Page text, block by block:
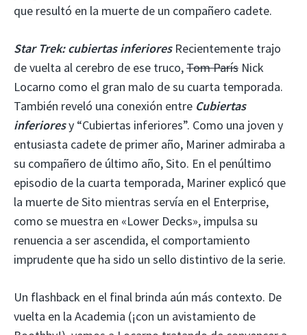
que resultó en la muerte de un compañero cadete.
Star Trek: cubiertas inferioresRecientemente trajo
de vuelta al cerebro de ese truco,Tom París Nick
Locarno como el gran malo de su cuarta temporada.
También reveló una conexión entre Cubiertas
inferioresy “Cubiertas inferiores”. Como una joven y
entusiasta cadete de primer año, Mariner admiraba a
su compañero de último año, Sito. En el penúltimo
episodio de la cuarta temporada, Mariner explicó que
la muerte de Sito mientras servía en el Enterprise,
como se muestra en «Lower Decks», impulsa su
renuencia a ser ascendida, el comportamiento
imprudente que ha sido un sello distintivo de la serie.
Un flashback en el final brinda aún más contexto. De
vuelta en la Academia (¡con un avistamiento de